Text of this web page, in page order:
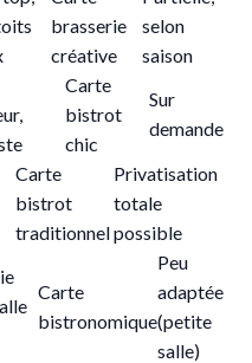
brasserie
créative
selon
saison
Carte
bistrot
chic
Sur
demande
Carte
bistrot
traditionnel
Privatisation
totale
possible
Carte
bistronomique
Peu
adaptée
(petite
salle)